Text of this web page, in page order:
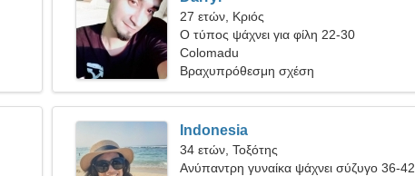
27 ετών, Κριός
Ο τύπος ψάχνει για φίλη 22-30
Colomadu
Βραχυπρόθεσμη σχέση
Indonesia
34 ετών, Τοξότης
Ανύπαντρη γυναίκα ψάχνει σύζυγο 36-42